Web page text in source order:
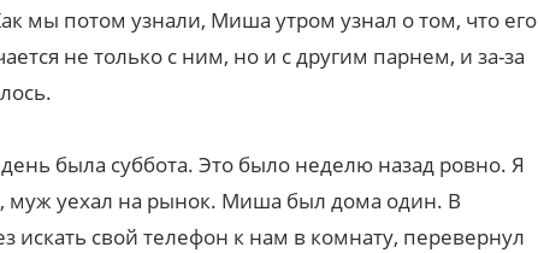
мы потом узнали, Миша утром узнал о том, что его
не только с ним, но и с другим парнем, и за-за
была суббота. Это было неделю назад ровно. Я
муж уехал на рынок. Миша был дома один. В
искать свой телефон к нам в комнату, перевернул